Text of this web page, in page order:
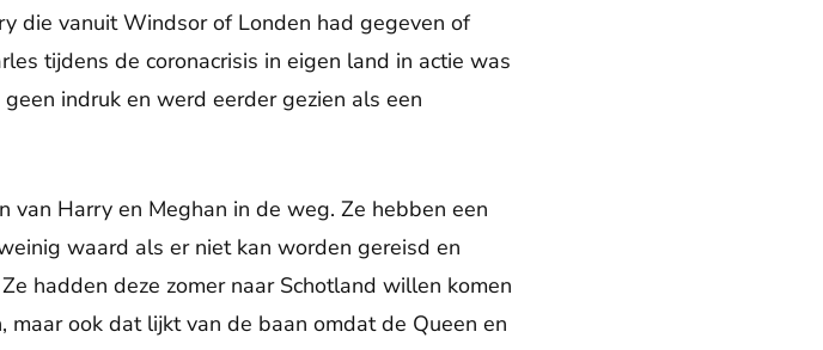
die vanuit Windsor of Londen had gegeven of
tijdens de coronacrisis in eigen land in actie was
indruk en werd eerder gezien als een
van Harry en Meghan in de weg. Ze hebben een
waard als er niet kan worden gereisd en
hadden deze zomer naar Schotland willen komen
ook dat lijkt van de baan omdat de Queen en